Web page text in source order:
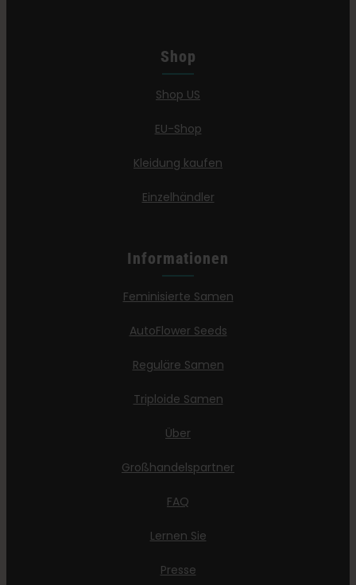
Shop
Shop US
EU-Shop
Kleidung kaufen
Einzelhändler
Informationen
Feminisierte Samen
AutoFlower Seeds
Reguläre Samen
Triploide Samen
Über
Großhandelspartner
FAQ
Lernen Sie
Presse